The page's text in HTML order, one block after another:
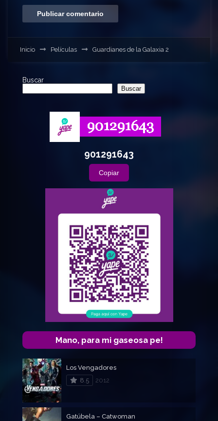
Inicio Películas Guardianes de la Galaxia 2
Buscar
Buscar
901291643
Copiar
Mano, para mi gaseosa pe!
Los Vengadores
8.5
2012
Gatúbela – Catwoman